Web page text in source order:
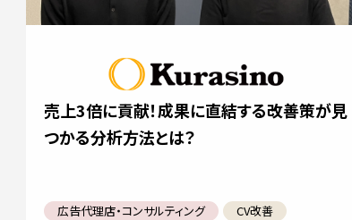
売上3倍に貢献！成果に直結する改善策が見
つかる分析方法とは？
広告代理店・コンサルティング
CV改善